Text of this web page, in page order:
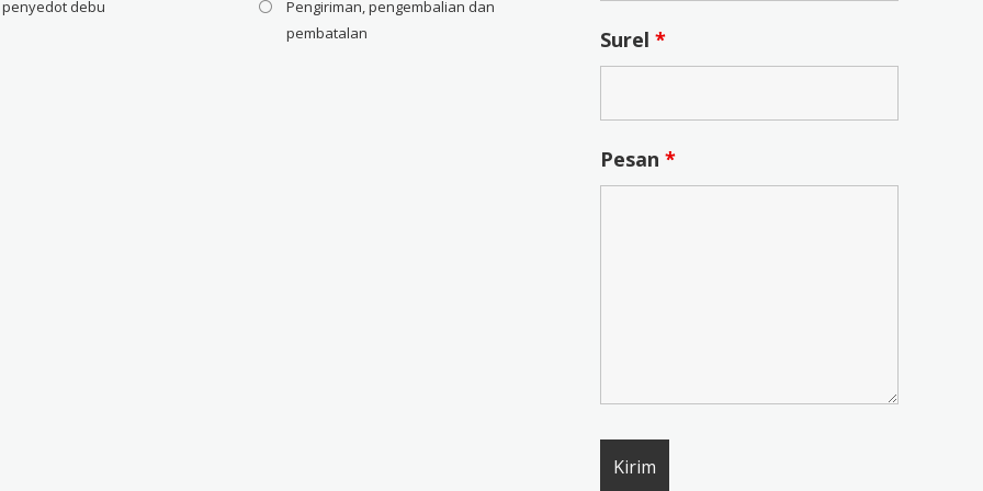
debu
Pengiriman, pengembalian dan
pembatalan
Surel*
Pesan*